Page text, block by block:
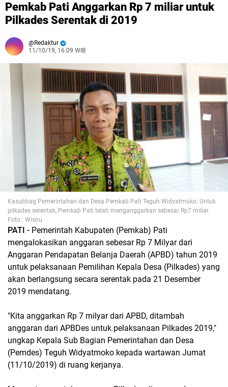
Pemkab Pati Anggarkan Rp 7 miliar untuk
Pilkades Serentak di 2019
Redaktur
11/10/19, 16:09 WIB
Kasubbag Pemerintahan dan Desa Pemkab Pati Teguh Widyatmoko. Untuk
pilkades serentak, Pemkab Pati telah menganggarkan sebesar Rp7 miliar.
Foto : Wisnu
PATI - Pemerintah Kabupaten (Pemkab) Pati
mengalokasikan anggaran sebesar Rp 7 Milyar dari
Anggaran Pendapatan Belanja Daerah (APBD) tahun 2019
untuk pelaksanaan Pemilihan Kepala Desa (Pilkades) yang
akan berlangsung secara serentak pada 21 Desember
2019 mendatang.
"Kita anggarkan Rp 7 milyar dari APBD, ditambah
anggaran dari APBDes untuk pelaksanaan Pilkades 2019,"
ungkap Kepala Sub Bagian Pemerintahan dan Desa
(Pemdes) Teguh Widyatmoko kepada wartawan Jumat
(11/10/2019) di ruang kerjanya.